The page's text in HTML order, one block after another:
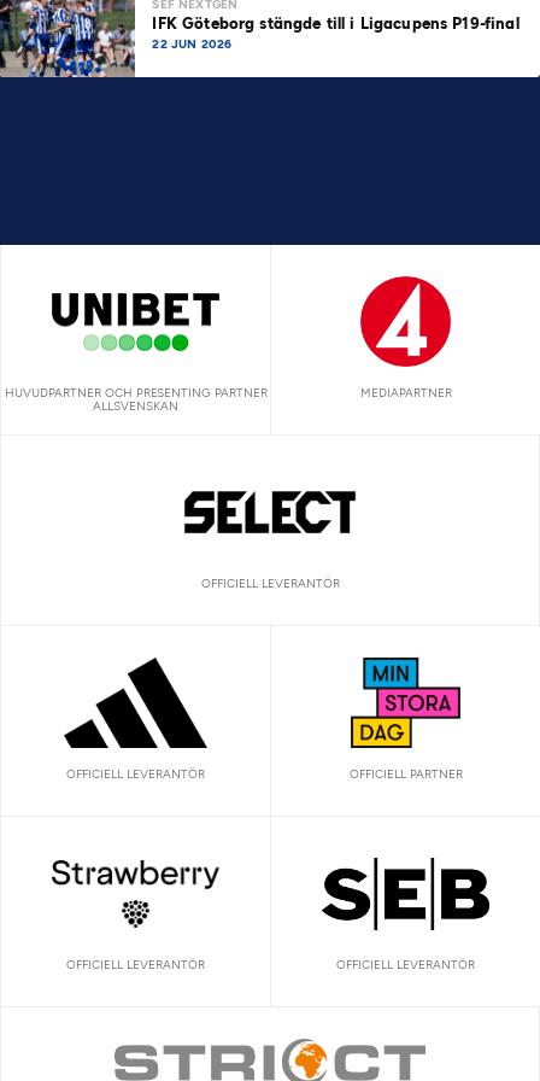
SEF NEXTGEN
IFK Göteborg stängde till i Ligacupens P19-final
22 JUN 2026
HUVUDPARTNER OCH PRESENTING PARTNER
ALLSVENSKAN
MEDIAPARTNER
OFFICIELL LEVERANTÖR
OFFICIELL LEVERANTÖR OFFICIELL PARTNER
OFFICIELL LEVERANTÖR OFFICIELL LEVERANTÖR